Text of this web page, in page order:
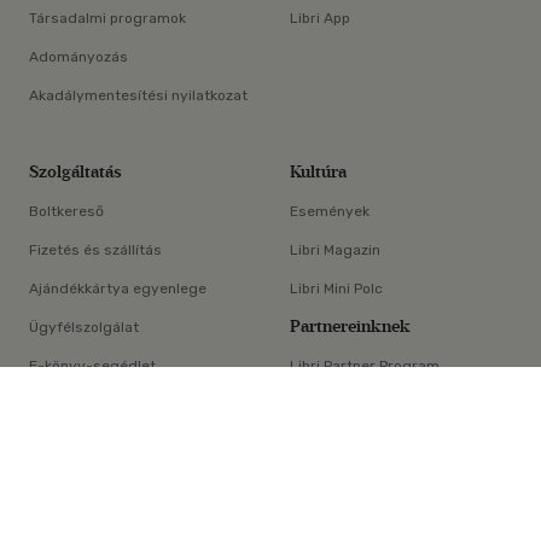
×
Társadalmi programok
Adományozás
Akadálymentesítési nyilatkozat
Libri App
Szolgáltatás
Boltkereső
Fizetés és szállítás
Ajándékkártya egyenlege
Ügyfélszolgálat
E-könyv-segédlet
Kultúra
Események
Libri Magazin
Libri Mini Polc
Partnereinknek
Libri Partner Program